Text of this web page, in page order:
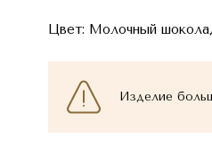
Цвет: Молочный
Изделие